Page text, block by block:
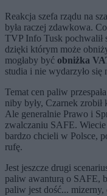
Reakcja szefa rządu na
była raczej zdawkowa.
TVP Info Tusk pochwalił
dzięki którym może
mogłaby być obniżka
studia i nie wydarzyło się
Temat cen paliw
niby były, Czarnek
Ale generalnie Prawo i
zwalczaniu SAFE.
bardzo chcieli w Polsce,
rufę.
Jest jeszcze drugi
paliw awanturą o SAFE,
paliw jest dość... mizerny,